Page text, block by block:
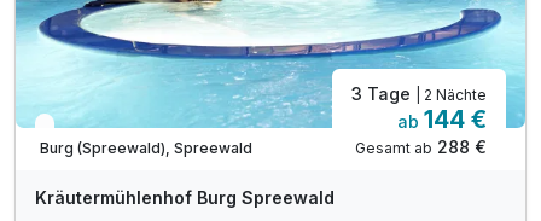
In 2 Wochen wieder frei
Burg (Spreewald), Spreewald
3 Tage | 2 Nächte
ab 144 €
Gesamt ab 288 €
Kräutermühlenhof Burg Spreewald